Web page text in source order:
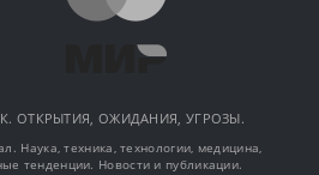
ОТКРЫТИЯ, ОЖИДАНИЯ, УГРОЗЫ.
Наука, техника, технологии, медицина,
тенденции. Новости и публикации.